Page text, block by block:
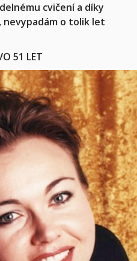
cvičení a díky
nevypadám o tolik let
51 LET